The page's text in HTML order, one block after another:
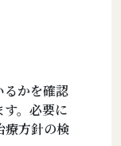
るかを確認
。必要に
療方針の検